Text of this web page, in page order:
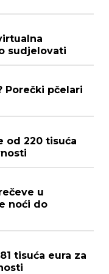
sudjelovati
Porečki pčelari
od 220 tisuća
u
noći do
tisuća eura za